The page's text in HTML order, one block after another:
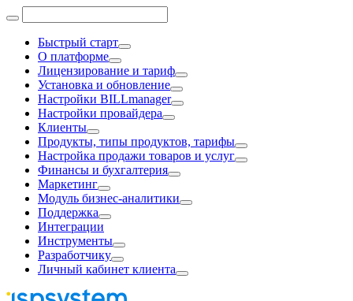
Быстрый старт
О платформе
Лицензирование и тариф
Установка и обновление
Настройки BILLmanager
Настройки провайдера
Клиенты
Продукты, типы продуктов, тарифы
Настройка продажи товаров и услуг
Финансы и бухгалтерия
Маркетинг
Модуль бизнес-аналитики
Поддержка
Интеграции
Инструменты
Разработчику
Личный кабинет клиента